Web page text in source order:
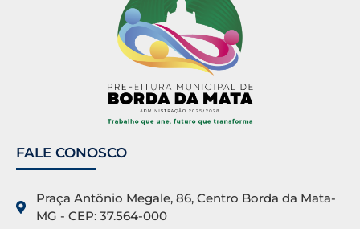
FALE CONOSCO
Praça Antônio Megale, 86, Centro Borda da Mata-
MG - CEP: 37.564-000